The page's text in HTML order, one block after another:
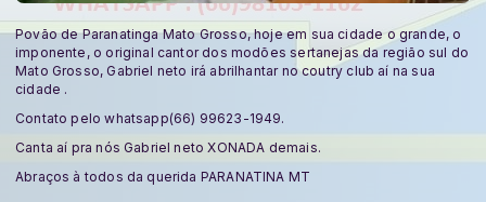
Povão de Paranatinga Mato Grosso, hoje em sua cidade o grande, o
imponente, o original cantor dos modões sertanejas da região sul do
Mato Grosso, Gabriel neto irá abrilhantar no coutry club aí na sua
cidade .
Contato pelo whatsapp(66) 99623-1949.
Canta aí pra nós Gabriel neto XONADA demais.
Abraços à todos da querida PARANATINA MT